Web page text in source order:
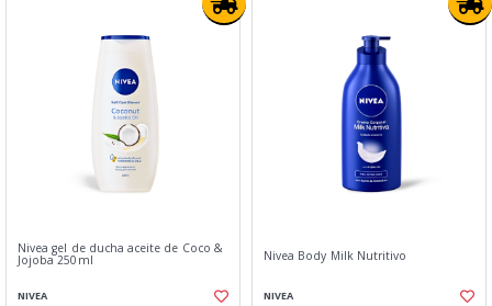
Nivea gel de ducha aceite de Coco &
Jojoba 250ml
NIVEA
Nivea Body Milk Nutritivo
NIVEA